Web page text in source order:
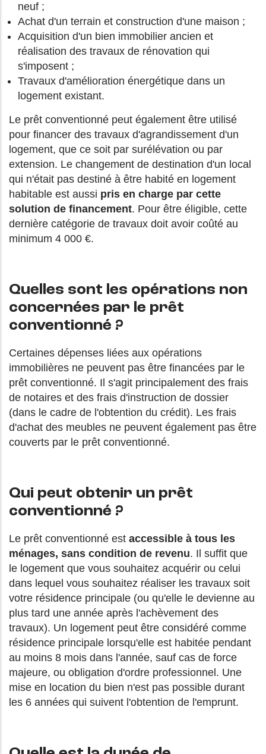
neuf ;
Achat d'un terrain et construction d'une maison ;
Acquisition d'un bien immobilier ancien et
réalisation des travaux de rénovation qui
s'imposent ;
Travaux d'amélioration énergétique dans un
logement existant.
Le prêt conventionné peut également être utilisé
pour financer des travaux d'agrandissement d'un
logement, que ce soit par surélévation ou par
extension. Le changement de destination d'un local
qui n'était pas destiné à être habité en logement
habitable est aussi pris en charge par cette
solution de financement. Pour être éligible, cette
dernière catégorie de travaux doit avoir coûté au
minimum 4 000 €.
Quelles sont les opérations non
concernées par le prêt
conventionné ?
Certaines dépenses liées aux opérations
immobilières ne peuvent pas être financées par le
prêt conventionné. Il s'agit principalement des frais
de notaires et des frais d'instruction de dossier
(dans le cadre de l'obtention du crédit). Les frais
d'achat des meubles ne peuvent également pas être
couverts par le prêt conventionné.
Qui peut obtenir un prêt
conventionné ?
Le prêt conventionné est accessible à tous les
ménages, sans condition de revenu. Il suffit que
le logement que vous souhaitez acquérir ou celui
dans lequel vous souhaitez réaliser les travaux soit
votre résidence principale (ou qu'elle le devienne au
plus tard une année après l'achèvement des
travaux). Un logement peut être considéré comme
résidence principale lorsqu'elle est habitée pendant
au moins 8 mois dans l'année, sauf cas de force
majeure, ou obligation d'ordre professionnel. Une
mise en location du bien n'est pas possible durant
les 6 années qui suivent l'obtention de l'emprunt.